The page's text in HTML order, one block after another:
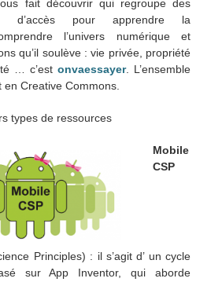
fait découvrir qui regroupe des
d’accès pour apprendre la
l’univers numérique et
qu’il soulève : vie privée, propriété
… c’est onvaessayer. L’ensemble
Creative Commons.
types de ressources
Mobile
CSP
Principles) : il s’agit d’ un cycle
sur App Inventor, qui aborde